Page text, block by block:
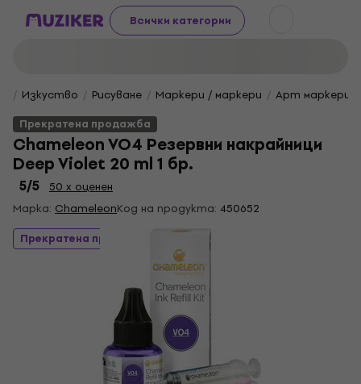
Всички категории
Изкуство Рисуване Маркери / маркери
Арт маркери
Прекратена продажба
Chameleon VO4 Резервни накрайници
Deep Violet 20 ml 1 бр.
5/5
50 x оценен
Марка: ChameleonКод на продукта: 450652
Прекратена продажба